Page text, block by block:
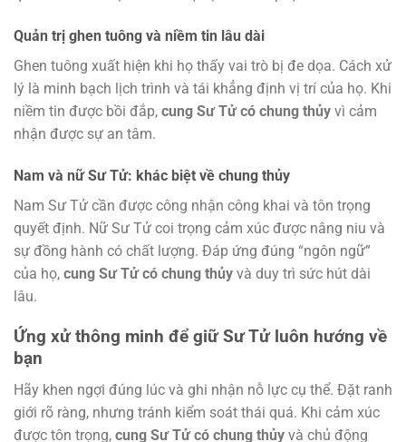
Quản trị ghen tuông và niềm tin lâu dài
Ghen tuông xuất hiện khi họ thấy vai trò bị đe dọa. Cách xử
lý là minh bạch lịch trình và tái khẳng định vị trí của họ. Khi
niềm tin được bồi đắp, cung Sư Tử có chung thủy vì cảm
nhận được sự an tâm.
Nam và nữ Sư Tử: khác biệt về chung thủy
Nam Sư Tử cần được công nhận công khai và tôn trọng
quyết định. Nữ Sư Tử coi trọng cảm xúc được nâng niu và
sự đồng hành có chất lượng. Đáp ứng đúng “ngôn ngữ”
của họ, cung Sư Tử có chung thủy và duy trì sức hút dài
lâu.
Ứng xử thông minh để giữ Sư Tử luôn hướng về
bạn
Hãy khen ngợi đúng lúc và ghi nhận nỗ lực cụ thể. Đặt ranh
giới rõ ràng, nhưng tránh kiểm soát thái quá. Khi cảm xúc
được tôn trọng, cung Sư Tử có chung thủy và chủ động